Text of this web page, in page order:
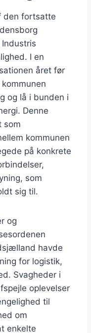
den fortsatte
Industris
I en
året før
og lå i bunden i
Denne
som
kommunen
på konkrete
som
sig til.
og
havde
for logistik,
Svagheder i
oplevelser
til
om
enkelte